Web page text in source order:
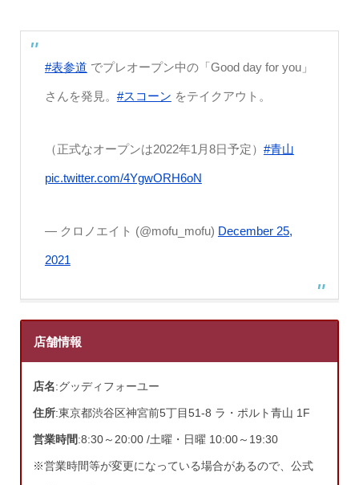
#表参道 でプレオープン中の「Good day for you」
さんを発見。 #スコーン をテイクアウト。
（正式なオープンは2022年1月8日予定） #青山
pic.twitter.com/4YgwORH6oN
— クロノエイト (@mofu_mofu) December 25,
2021
店舗情報
店名:グッディフォーユー
住所:東京都渋谷区神宮前5丁目51-8 ラ・ポルト青山 1F
営業時間:8:30～20:00 /土曜・日曜 10:00～19:30
※営業時間等が変更になっている場合があるので、公式